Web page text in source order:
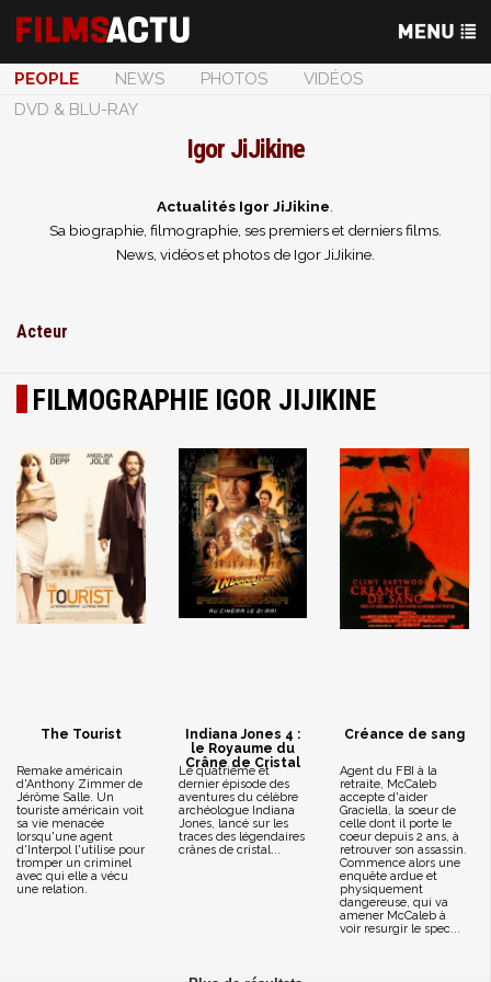
PEOPLE NEWS PHOTOS
VIDÉOS
DVD & BLU-RAY
Igor JiJikine
Actualités Igor JiJikine
Sa biographie, filmographie, ses premiers et derniers films.
News, vidéos et photos de Igor JiJikine.
Acteur
FILMOGRAPHIE IGOR JIJIKINE
The Tourist
Remake américain
d'Anthony Zimmer de
Jérôme Salle. Un
touriste américain voit
sa vie menacée
lorsqu'une agent
d'Interpol l'utilise pour
tromper un criminel
avec qui elle a vécu
une relation.
Indiana Jones 4 :
le Royaume du
Crâne de Cristal
Le quatrième et
dernier épisode des
aventures du célèbre
archéologue Indiana
Jones, lancé sur les
traces des légendaires
crânes de cristal...
Créance de sang
Agent du FBI à la
retraite, McCaleb
accepte d'aider
Graciella, la soeur de
celle dont il porte le
coeur depuis 2 ans, à
retrouver son assassin.
Commence alors une
enquête ardue et
physiquement
dangereuse, qui va
amener McCaleb à
voir resurgir le spec...